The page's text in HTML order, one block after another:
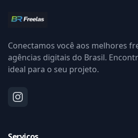
Conectamos você aos melhores
agências digitais do Brasil.
ideal para o seu projeto.